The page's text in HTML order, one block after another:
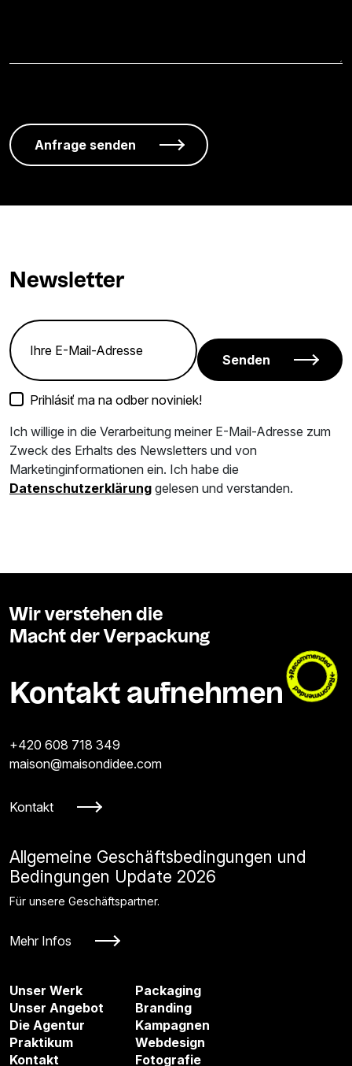
Newsletter
Senden
Prihlásiť ma na odber noviniek!
Ich willige in die Verarbeitung meiner E-Mail-Adresse zum
Zweck des Erhalts des Newsletters und von
Marketinginformationen ein. Ich habe die
Datenschutzerklärung gelesen und verstanden.
Wir verstehen die
Macht der Verpackung
Kontakt aufnehmen
+420 608 718 349
maison@maisondidee.com
Kontakt
Allgemeine Geschäftsbedingungen und
Bedingungen Update 2026
Für unsere Geschäftspartner.
Mehr Infos
Unser Werk
Unser Angebot
Die Agentur
Praktikum
Kontakt
Packaging
Branding
Kampagnen
Webdesign
Fotografie